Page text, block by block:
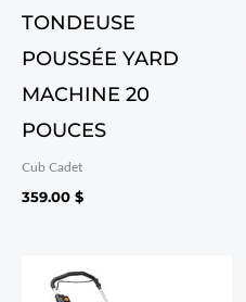
TONDEUSE
POUSSÉE YARD
MACHINE 20
POUCES
Cub Cadet
359.00 $